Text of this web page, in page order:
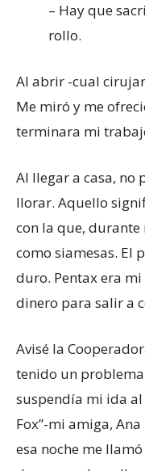
– Hay que
rollo.
Al abrir -cual
Me miró y me
terminara mi
Al llegar a casa, no
llorar. Aquello
con la que,
como siamesas. El
duro. Pentax era
dinero para salir a
Avisé la
tenido un
suspendía mi ida al
Fox”-mi amiga,
esa noche me